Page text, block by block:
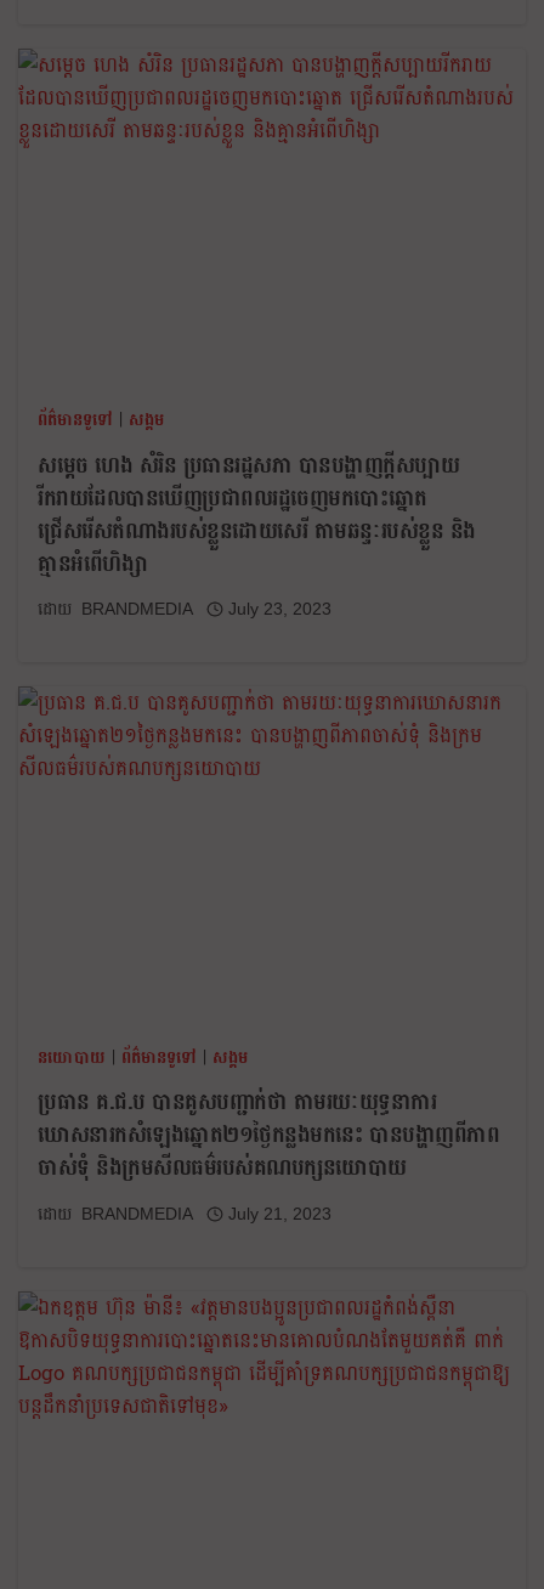
ព័ត៌មានទូទៅ | សង្គម
សម្តេច ហេង សំរិន ប្រធានរដ្ឋសភា បានបង្ហាញក្ដីសប្បាយ
រីករាយដែលបានឃើញប្រជាពលរដ្ឋចេញមកបោះឆ្នោត
ជ្រើសរើសតំណាងរបស់ខ្លួនដោយសេរី តាមឆន្ទៈរបស់ខ្លួន និង
គ្មានអំពើហិង្សា
BRANDMEDIA July 23, 2023
នយោបាយ | ព័ត៌មានទូទៅ | សង្គម
ប្រធាន គ.ជ.ប បានគូសបញ្ជាក់ថា តាមរយៈយុទ្ធនាការ
ឃោសនារកសំឡេងឆ្នោត២១ថ្ងៃកន្លងមកនេះ បានបង្ហាញពីភាព
ចាស់ទុំ និងក្រមសីលធម៌របស់គណបក្សនយោបាយ
BRANDMEDIA July 21, 2023